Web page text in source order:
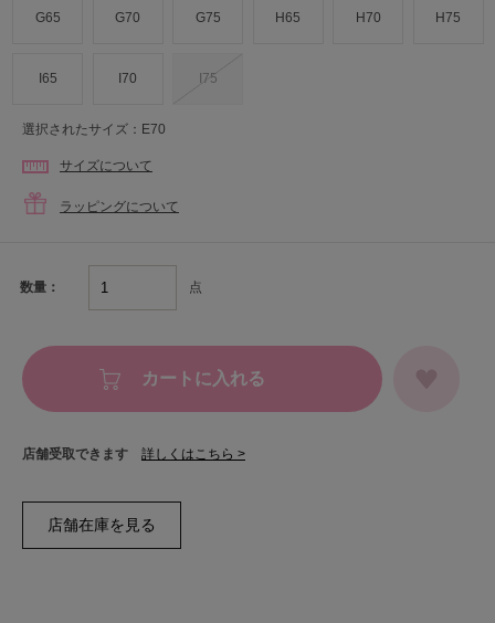
G65 G70 G75 H65 H70 H75
I65 I70 I75
選択されたサイズ：E70
サイズについて
ラッピングについて
数量： 点
カートに入れる
店舗受取できます 詳しくはこちら >